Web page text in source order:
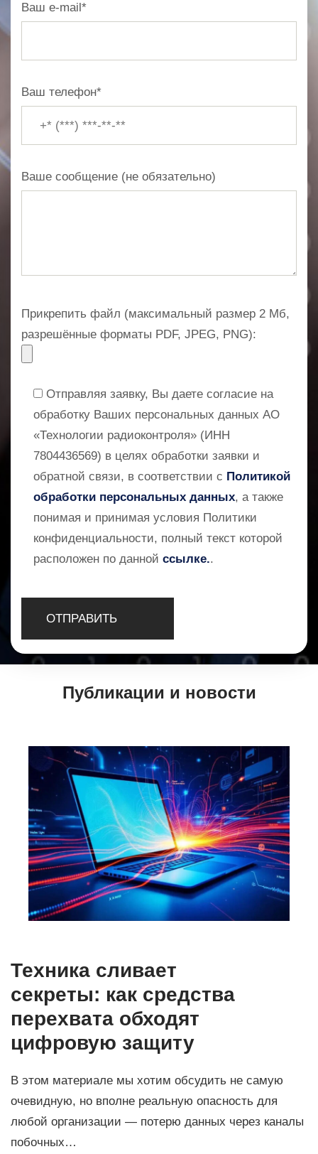
Ваш e-mail*
Ваш телефон*
Ваше сообщение (не обязательно)
Прикрепить файл (максимальный размер 2 Мб,
разрешённые форматы PDF, JPEG, PNG):
Отправляя заявку, Вы даете согласие на
обработку Ваших персональных данных АО
«Технологии радиоконтроля» (ИНН
7804436569) в целях обработки заявки и
обратной связи, в соответствии с Политикой
обработки персональных данных, а также
понимая и принимая условия Политики
конфиденциальности, полный текст которой
расположен по данной ссылке..
Публикации и новости
Техника сливает
секреты: как средства
перехвата обходят
цифровую защиту
В этом материале мы хотим обсудить не самую
очевидную, но вполне реальную опасность для
любой организации — потерю данных через каналы
побочных…